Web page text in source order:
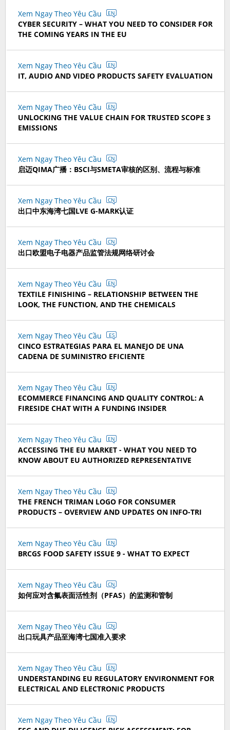
Xem Ngay Theo Yêu Cầu EN
CYBER SECURITY – WHAT YOU NEED TO CONSIDER FOR
THE COMING YEARS IN THE EU
Xem Ngay Theo Yêu Cầu EN
IT, AUDIO AND VIDEO PRODUCTS SAFETY EVALUATION
Xem Ngay Theo Yêu Cầu EN
UNLOCKING THE VALUE CHAIN FOR TRUSTED SCOPE 3
EMISSIONS
Xem Ngay Theo Yêu Cầu CN
启迈QIMA广播：BSCI与SMETA审核的区别、流程与标准
Xem Ngay Theo Yêu Cầu CN
出口中东海湾七国LVE G-MARK认证
Xem Ngay Theo Yêu Cầu CN
出口欧盟电子电器产品监管法规网络研讨会
Xem Ngay Theo Yêu Cầu EN
TEXTILE FINISHING – RELATIONSHIP BETWEEN THE
LOOK, THE FUNCTION, AND THE CHEMICALS
Xem Ngay Theo Yêu Cầu ES
CINCO ESTRATEGIAS PARA EL MANEJO DE UNA
CADENA DE SUMINISTRO EFICIENTE
Xem Ngay Theo Yêu Cầu EN
ECOMMERCE FINANCING AND QUALITY CONTROL: A
FIRESIDE CHAT WITH A FUNDING INSIDER
Xem Ngay Theo Yêu Cầu EN
ACCESSING THE EU MARKET - WHAT YOU NEED TO
KNOW ABOUT EU AUTHORIZED REPRESENTATIVE
Xem Ngay Theo Yêu Cầu EN
THE FRENCH TRIMAN LOGO FOR CONSUMER
PRODUCTS – OVERVIEW AND UPDATES ON INFO-TRI
Xem Ngay Theo Yêu Cầu EN
BRCGS FOOD SAFETY ISSUE 9 - WHAT TO EXPECT
Xem Ngay Theo Yêu Cầu CN
如何应对含氟表面活性剂（PFAS）的监测和管制
Xem Ngay Theo Yêu Cầu CN
出口玩具产品至海湾七国准入要求
Xem Ngay Theo Yêu Cầu EN
UNDERSTANDING EU REGULATORY ENVIRONMENT FOR
ELECTRICAL AND ELECTRONIC PRODUCTS
Xem Ngay Theo Yêu Cầu EN